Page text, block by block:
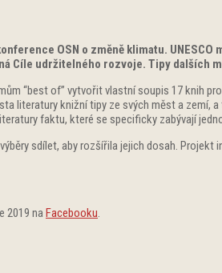
OSN o změně klimatu.
Cíle udržitelného rozvoje. Tipy dalších
“best of” vytvořit vlastní soupis 17 knih
literatury knižní tipy ze svých měst a
faktu, které se specificky zabývají
sdílet, aby rozšířila jejich dosah.
2019 naFacebooku.